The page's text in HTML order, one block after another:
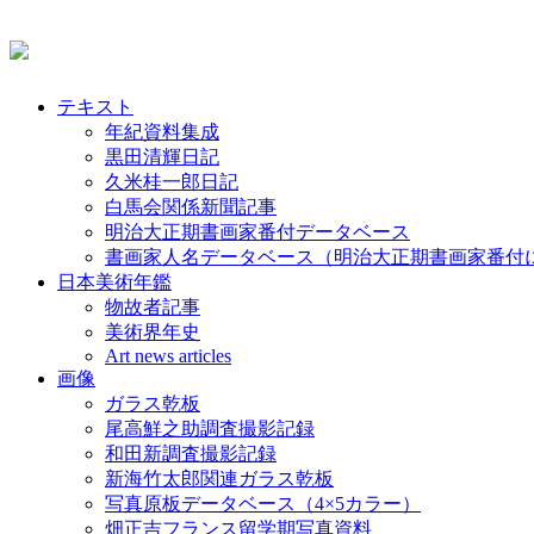
テキスト
年紀資料集成
黒田清輝日記
久米桂一郎日記
白馬会関係新聞記事
明治大正期書画家番付データベース
書画家人名データベース（明治大正期書画家番付
日本美術年鑑
物故者記事
美術界年史
Art news articles
画像
ガラス乾板
尾高鮮之助調査撮影記録
和田新調査撮影記録
新海竹太郎関連ガラス乾板
写真原板データベース（4×5カラー）
畑正吉フランス留学期写真資料